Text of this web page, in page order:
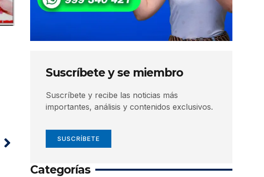
Suscríbete y se miembro
Suscríbete y recibe las noticias más
importantes, análisis y contenidos exclusivos.
SUSCRÍBETE
Categorías